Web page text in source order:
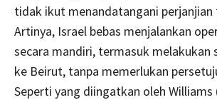
tidak ikut menandatangani perjanjian
Artinya, Israel bebas menjalankan
secara mandiri, termasuk melakukan
ke Beirut, tanpa memerlukan
Seperti yang diingatkan oleh Williams